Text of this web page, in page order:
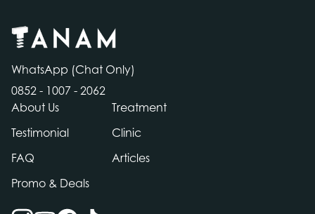
Us
WhatsApp (Chat Only)
0852 - 1007 - 2062
About Us
Treatment
Testimonial Clinic
FAQ Articles
Promo & Deals